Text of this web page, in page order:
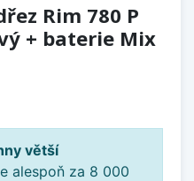
Rim 780 P
+ baterie Mix
větší
alespoň za 8 000